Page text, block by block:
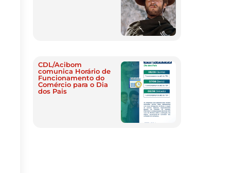
CDL/Acibom
comunica Horário de
Funcionamento do
Comércio para o Dia
dos Pais